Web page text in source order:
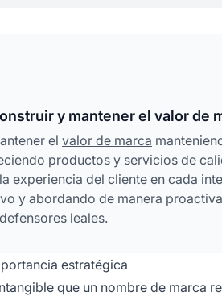
y mantener el valor de
el valor de marca
productos y servicios de
experiencia del cliente en cada
y abordando de manera
leales.
estratégica
que un nombre de marca